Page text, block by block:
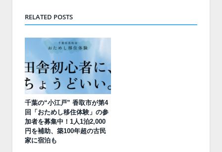
RELATED POSTS
千葉の“小江戸” 香取市が第4
回「おためし移住体験」の参
加者を募集中！1人1泊2,000
円を補助、築100年超の古民
家に宿泊も